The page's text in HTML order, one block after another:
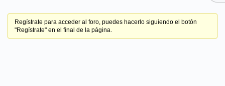
Regístrate para acceder al foro, puedes hacerlo siguiendo el botón
"Regístrate" en el final de la página.